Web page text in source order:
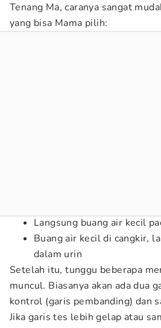
Tenang Ma, caranya sangat
yang bisa Mama pilih:
Langsung buang air kecil
Buang air kecil di cangkir,
dalam urin
Setelah itu, tunggu beberapa
muncul. Biasanya akan ada dua
kontrol (garis pembanding) dan
Jika garis tes lebih gelap atau